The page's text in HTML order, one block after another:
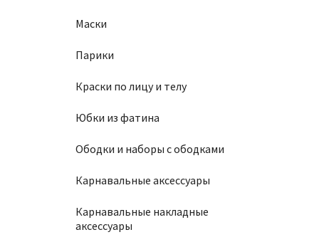
Маски
Парики
Краски по лицу и телу
Юбки из фатина
Ободки и наборы с ободками
Карнавальные аксессуары
Карнавальные накладные
аксессуары